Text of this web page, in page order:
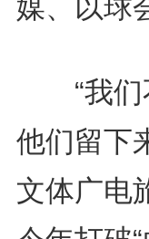
媒、以球
“我们
他们留下
文体广电